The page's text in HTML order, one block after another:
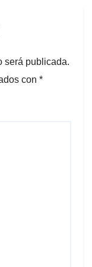
será publicada.
con *